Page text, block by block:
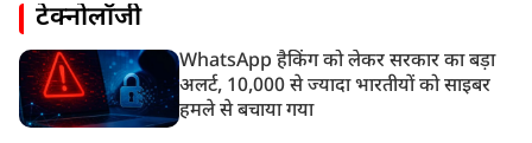
टेक्नोलॉजी
WhatsApp हैकिंग को लेकर सरकार का बड़ा
अलर्ट, 10,000 से ज्यादा भारतीयों को साइबर
हमले से बचाया गया